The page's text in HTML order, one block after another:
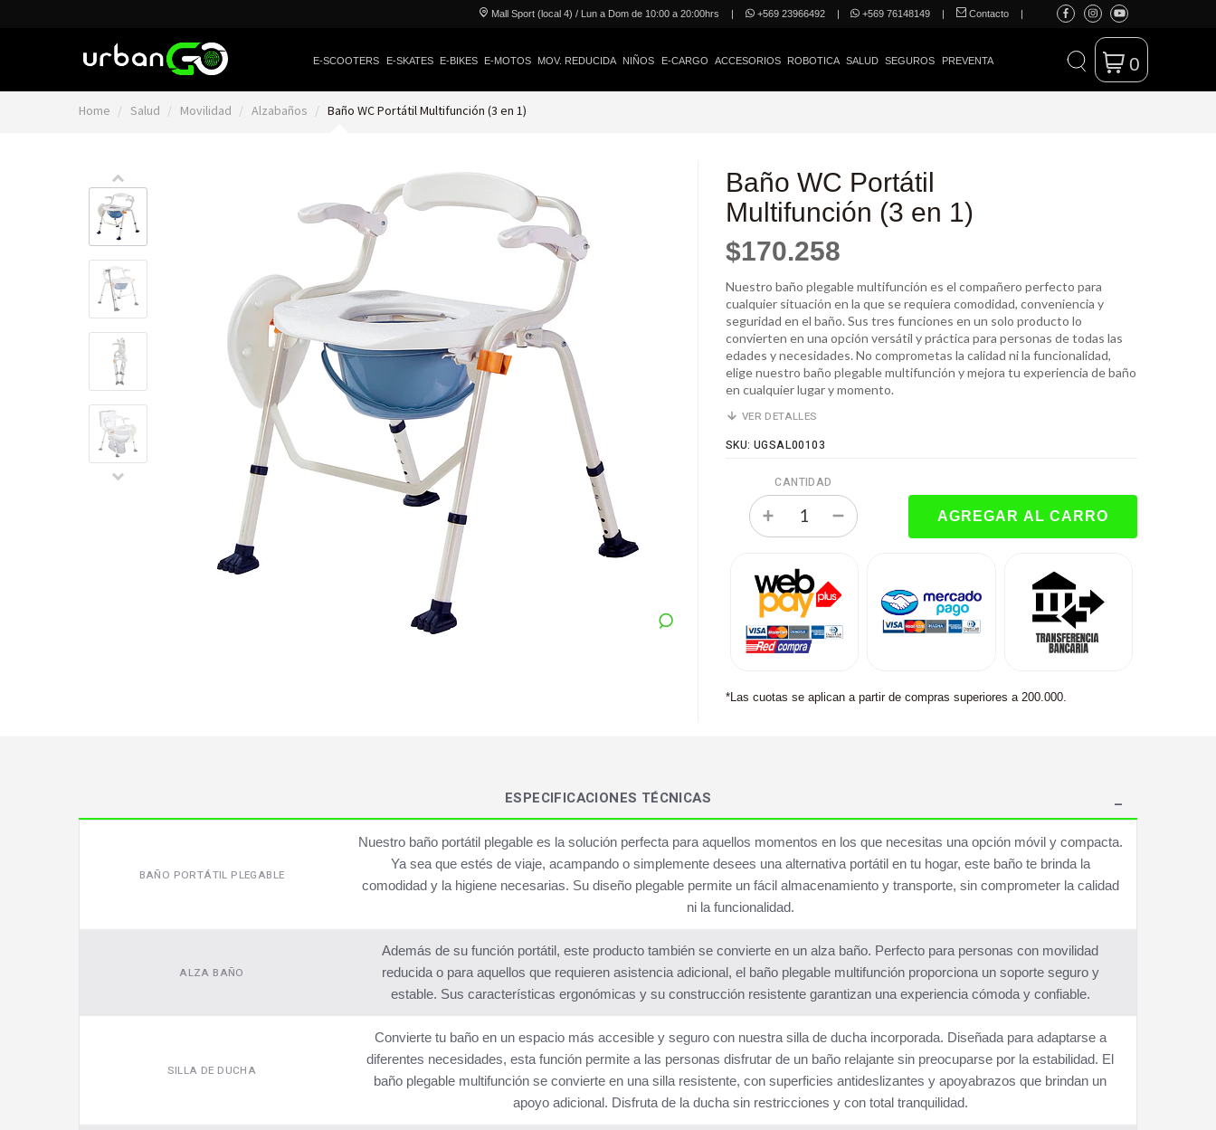
Mall Sport (local 4) / Lun a Dom de 10:00 a 20:00hrs | +569 23966492 | +569 76148149 | Contacto |
E-SCOOTERS E-SKATES E-BIKES E-MOTOS MOV. REDUCIDA NIÑOS E-CARGO ACCESORIOS ROBOTICA SALUD SEGUROS PREVENTA 0
Home Salud Movilidad Alzabaños Baño WC Portátil Multifunción (3 en 1)
Baño WC Portátil
Multifunción (3 en 1)
$170.258
Nuestro baño plegable multifunción es el compañero perfecto para
cualquier situación en la que se requiera comodidad, conveniencia y
seguridad en el baño. Sus tres funciones en un solo producto lo
convierten en una opción versátil y práctica para personas de todas las
edades y necesidades. No comprometas la calidad ni la funcionalidad,
elige nuestro baño plegable multifunción y mejora tu experiencia de baño
en cualquier lugar y momento.
VER DETALLES
SKU: UGSAL00103
CANTIDAD
*Las cuotas se aplican a partir de compras superiores a 200.000.
ESPECIFICACIONES TÉCNICAS
BAÑO PORTÁTIL PLEGABLE
Nuestro baño portátil plegable es la solución perfecta para aquellos momentos en los que necesitas una opción móvil y compacta.
Ya sea que estés de viaje, acampando o simplemente desees una alternativa portátil en tu hogar, este baño te brinda la
comodidad y la higiene necesarias. Su diseño plegable permite un fácil almacenamiento y transporte, sin comprometer la calidad
ni la funcionalidad.
ALZA BAÑO
Además de su función portátil, este producto también se convierte en un alza baño. Perfecto para personas con movilidad
reducida o para aquellos que requieren asistencia adicional, el baño plegable multifunción proporciona un soporte seguro y
estable. Sus características ergonómicas y su construcción resistente garantizan una experiencia cómoda y confiable.
SILLA DE DUCHA
Convierte tu baño en un espacio más accesible y seguro con nuestra silla de ducha incorporada. Diseñada para adaptarse a
diferentes necesidades, esta función permite a las personas disfrutar de un baño relajante sin preocuparse por la estabilidad. El
baño plegable multifunción se convierte en una silla resistente, con superficies antideslizantes y apoyabrazos que brindan un
apoyo adicional. Disfruta de la ducha sin restricciones y con total tranquilidad.